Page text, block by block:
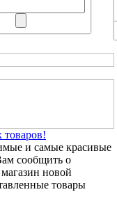
и самые красивые
сообщить о
новой
товары